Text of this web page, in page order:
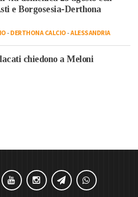
e Borgosesia-Derthona
-DERTHONA CALCIO-ALESSANDRIA
chiedono a Meloni